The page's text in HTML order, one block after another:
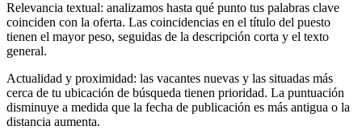
Relevancia textual: analizamos hasta qué punto tus palabras clave
coinciden con la oferta. Las coincidencias en el título del puesto
tienen el mayor peso, seguidas de la descripción corta y el texto
general.
Actualidad y proximidad: las vacantes nuevas y las situadas más
cerca de tu ubicación de búsqueda tienen prioridad. La puntuación
disminuye a medida que la fecha de publicación es más antigua o la
distancia aumenta.